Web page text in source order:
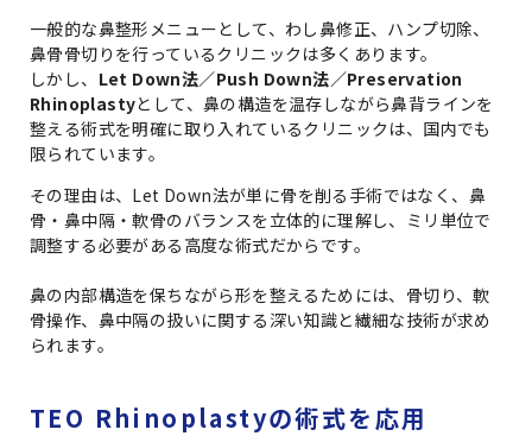
一般的な鼻整形メニューとして、わし鼻修正、ハンプ切除、
鼻骨骨切りを行っているクリニックは多くあります。
しかし、 Let Down法／Push Down法／Preservation
Rhinoplastyとして、鼻の構造を温存しながら鼻背ラインを
整える術式を明確に取り入れているクリニックは、国内でも
限られています。
その理由は、Let Down法が単に骨を削る手術ではなく、鼻
骨・鼻中隔・軟骨のバランスを立体的に理解し、ミリ単位で
調整する必要がある高度な術式だからです。
鼻の内部構造を保ちながら形を整えるためには、骨切り、軟
骨操作、鼻中隔の扱いに関する深い知識と繊細な技術が求め
られます。
TEO Rhinoplastyの術式を応用